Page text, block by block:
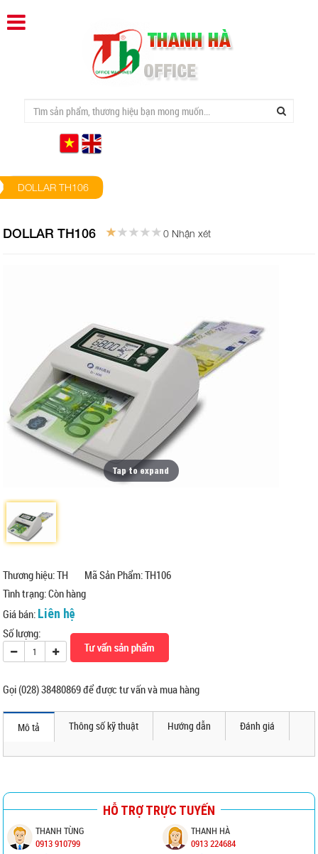
DOLLAR TH106
DOLLAR TH106 0 Nhận xét
Tap to expand
Thương hiệu: TH
Mã Sản Phẩm: TH106
Tình trạng:Còn hàng
Giá bán: Liên hệ
Số lượng:
Gọi (028) 38480869 để được tư vấn và mua hàng
Mô tả Thông số kỹ thuật Hướng dẫn Đánh giá
HỖ TRỢ TRỰC TUYẾN
THANH TÙNG
0913 910799
THANH HÀ
0913 224684